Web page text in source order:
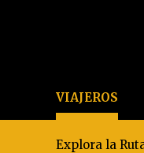
VIAJEROS
Explora la